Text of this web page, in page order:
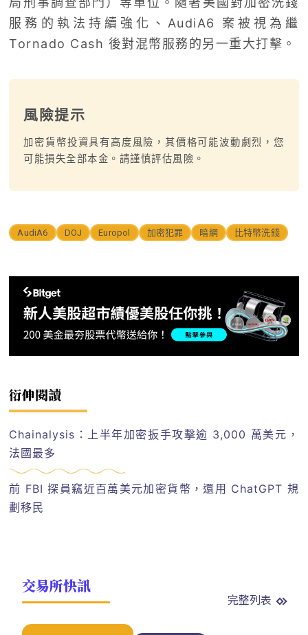
服務的執法持續強化、AudiA6 案被視為繼
Tornado Cash 後對混幣服務的另一重大打擊。
風險提示
加密貨幣投資具有高度風險，其價格可能波動劇烈，您
可能損失全部本金。請謹慎評估風險。
AudiA6 DOJ Europol 加密犯罪 暗網 比特幣洗錢
衍伸閱讀
Chainalysis：上半年加密扳手攻擊逾 3,000 萬美元，
法國最多
前 FBI 探員竊近百萬美元加密貨幣，還用 ChatGPT 規
劃移民
交易所快訊
完整列表